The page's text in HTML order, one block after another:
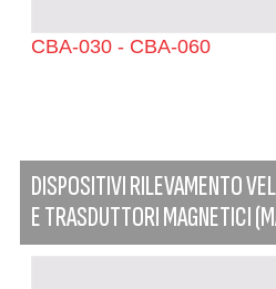
CBA-030 - CBA-060
DISPOSITIVI RILEVAMENTO
E TRASDUTTORI MAGNETICI